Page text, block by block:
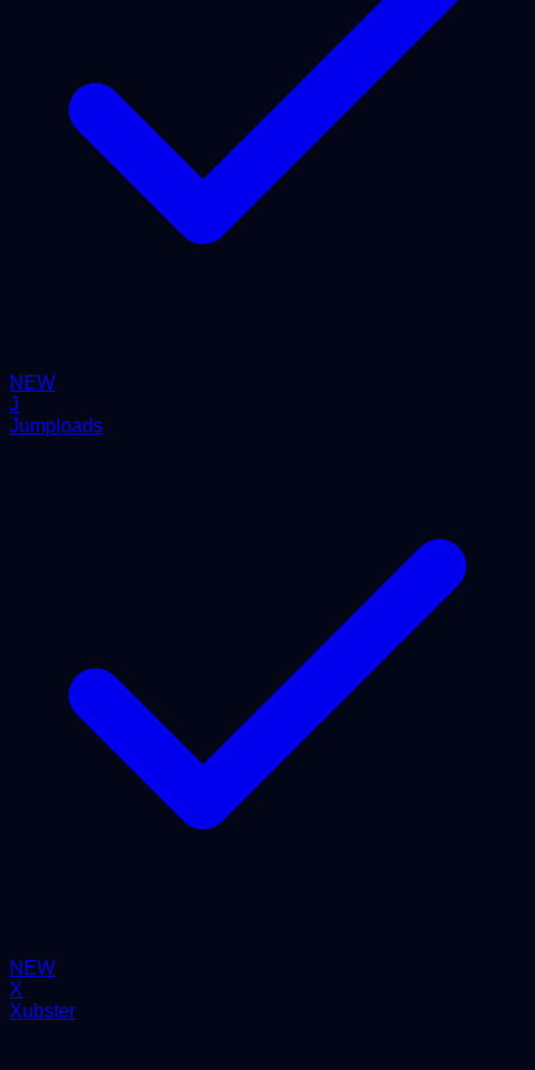
NEW
J
Jumploads
NEW
X
Xubster